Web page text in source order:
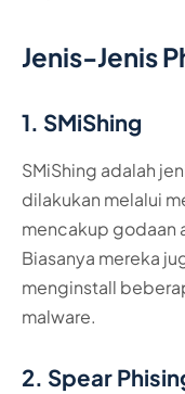
Jenis-Jenis
1. SMiShing
SMiShing adalah
dilakukan melalui
mencakup godaan
Biasanya mereka
menginstall
malware.
2. Spear